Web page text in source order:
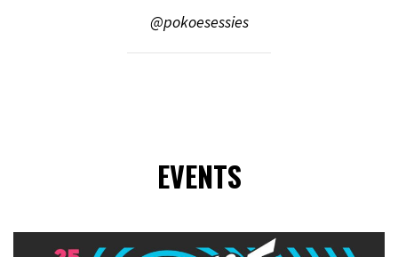
@pokoesessies
EVENTS